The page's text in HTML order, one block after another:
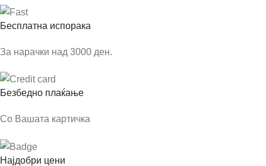
Бесплатна испорака
За нарачки над 3000 ден.
Безбедно плаќање
Со Вашата картичка
Најдобри цени